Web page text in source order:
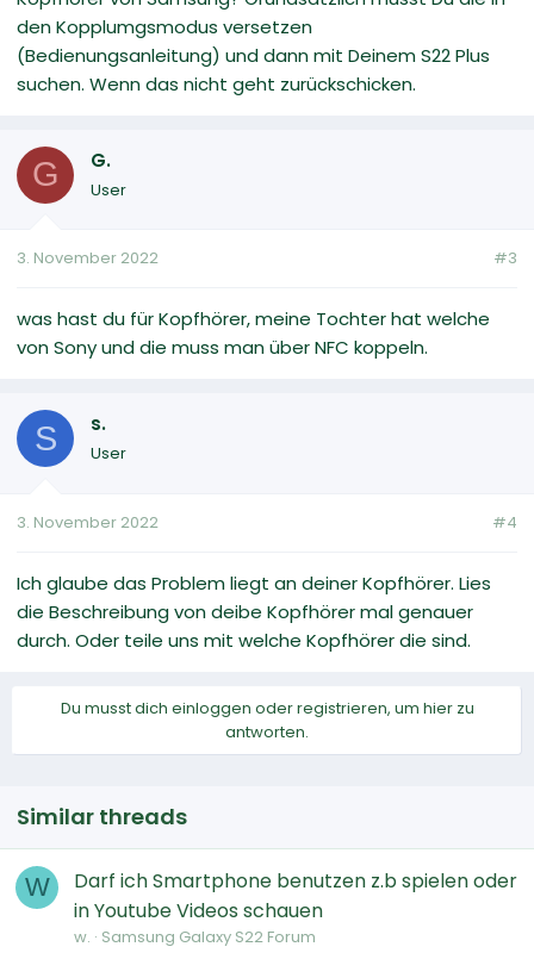
den Kopplumgsmodus versetzen
(Bedienungsanleitung) und dann mit Deinem S22 Plus
suchen. Wenn das nicht geht zurückschicken.
G G.
User
3. November 2022 #3
was hast du für Kopfhörer, meine Tochter hat welche
von Sony und die muss man über NFC koppeln.
S s.
User
3. November 2022 #4
Ich glaube das Problem liegt an deiner Kopfhörer. Lies
die Beschreibung von deibe Kopfhörer mal genauer
durch. Oder teile uns mit welche Kopfhörer die sind.
Du musst dich einloggen oder registrieren, um hier zu
antworten.
Similar threads
W
Darf ich Smartphone benutzen z.b spielen oder
in Youtube Videos schauen
w. Samsung Galaxy S22 Forum